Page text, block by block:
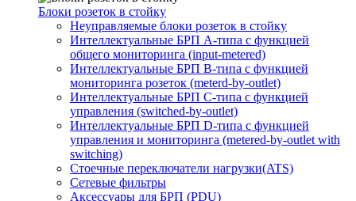
Блоки розеток в стойку
Неуправляемые блоки розеток в стойку
Интеллектуальные БРП А-типа с функцией
общего мониторинга (input-metered)
Интеллектуальные БРП B-типа с функцией
мониторинга розеток (meterd-by-outlet)
Интеллектуальные БРП C-типа с функцией
управления (switched-by-outlet)
Интеллектуальные БРП D-типа с функцией
управления и мониторинга (metered-by-outlet with
switching)
Стоечные переключатели нагрузки(ATS)
Сетевые фильтры
Аксессуары для БРП (PDU)